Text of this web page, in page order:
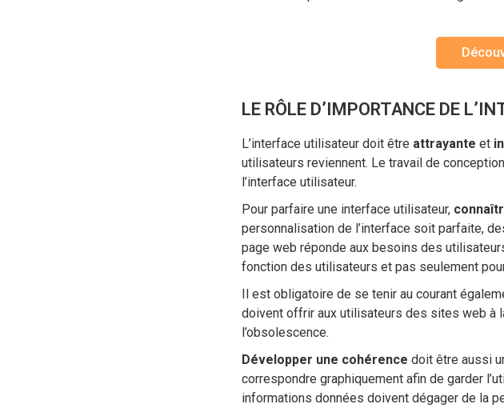
LE RÔLE D’IMPORTANCE DE
L’interface utilisateur doit être attrayante et
utilisateurs reviennent. Le travail de
l’interface utilisateur.
Pour parfaire une interface utilisateur,
personnalisation de l’interface soit parfaite,
page web réponde aux besoins des
fonction des utilisateurs et pas seulement
Il est obligatoire de se tenir au courant
doivent offrir aux utilisateurs des sites web à
l’obsolescence.
Développer une cohérence doit être aussi
correspondre graphiquement afin de garder
informations données doivent dégager de la